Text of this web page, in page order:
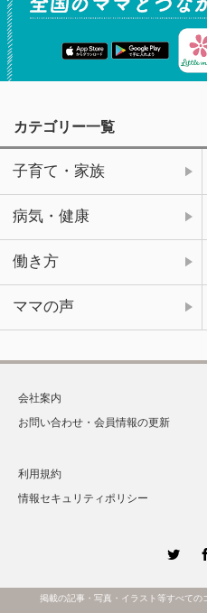
カテゴリー一覧
子育て・家族
病気・健康
働き方
ママの声
会社案内
お問い合わせ・会員情報の更新
利用規約
情報セキュリティポリシー
Instagram
掲載の記事・写真・イラスト等すべて